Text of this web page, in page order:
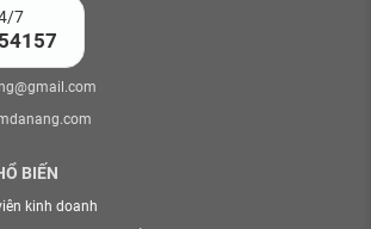
7
BIẾN
kinh doanh